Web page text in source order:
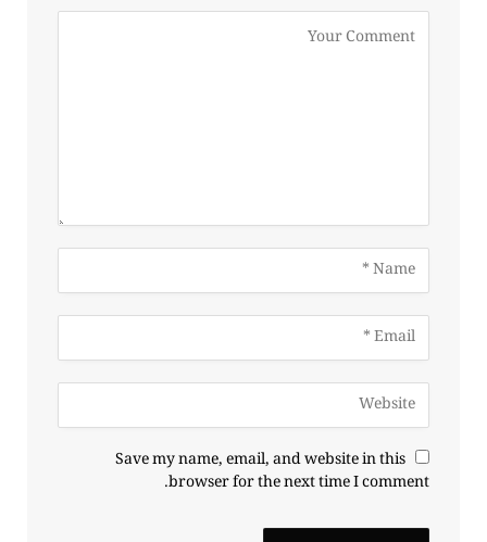
Save my name, email, and website in this
browser for the next time I comment.